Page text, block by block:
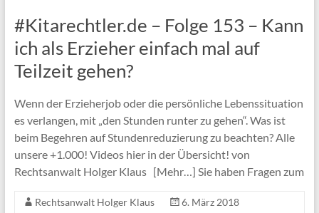
#Kitarechtler.de – Folge 153 – Kann
ich als Erzieher einfach mal auf
Teilzeit gehen?
Wenn der Erzieherjob oder die persönliche Lebenssituation
es verlangen, mit „den Stunden runter zu gehen“. Was ist
beim Begehren auf Stundenreduzierung zu beachten? Alle
unsere +1.000! Videos hier in der Übersicht! von
Rechtsanwalt Holger Klaus [Mehr…] Sie haben Fragen zum
Rechtsanwalt Holger Klaus
6. März 2018